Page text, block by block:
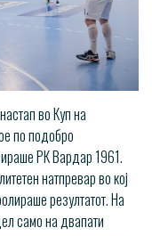
во Куп на
по подобро
РК Вардар 1961.
натпревар во кој
резултатот. На
само на двапати